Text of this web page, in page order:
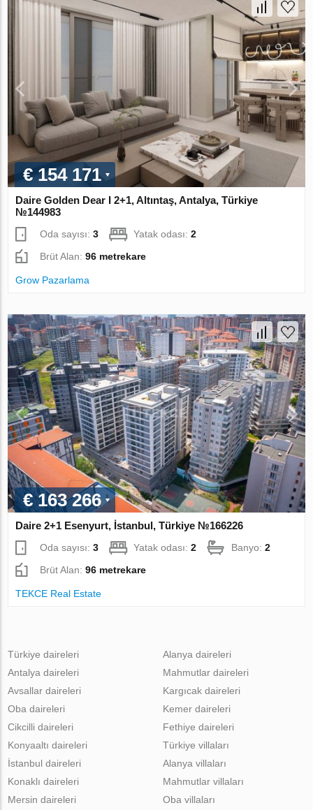
€ 154 171
Daire Golden Dear I 2+1, Altıntaş, Antalya, Türkiye
№144983
Oda sayısı:3 Yatak odası:2
Brüt Alan:96 metrekare
Grow Pazarlama
€ 163 266
Daire 2+1 Esenyurt, İstanbul, Türkiye №166226
Oda sayısı:3 Yatak odası:2 Banyo:2
Brüt Alan:96 metrekare
TEKCE Real Estate
Türkiye daireleri
Antalya daireleri
Avsallar daireleri
Oba daireleri
Cikcilli daireleri
Alanya daireleri
Mahmutlar daireleri
Kargıcak daireleri
Kemer daireleri
Fethiye daireleri
Konyaaltı daireleri
İstanbul daireleri
Konaklı daireleri
Mersin daireleri
Türkiye villaları
Alanya villaları
Mahmutlar villaları
Oba villaları